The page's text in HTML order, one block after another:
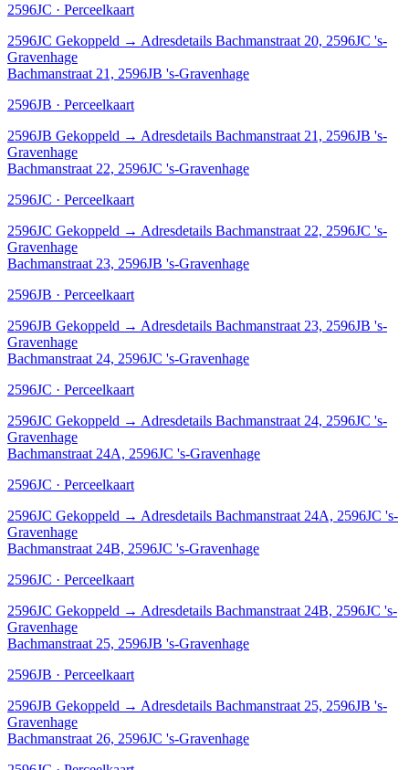
2596JC · Perceelkaart
2596JC Gekoppeld → Adresdetails Bachmanstraat 20, 2596JC 's-
Gravenhage
Bachmanstraat 21, 2596JB 's-Gravenhage
2596JB · Perceelkaart
2596JB Gekoppeld → Adresdetails Bachmanstraat 21, 2596JB 's-
Gravenhage
Bachmanstraat 22, 2596JC 's-Gravenhage
2596JC · Perceelkaart
2596JC Gekoppeld → Adresdetails Bachmanstraat 22, 2596JC 's-
Gravenhage
Bachmanstraat 23, 2596JB 's-Gravenhage
2596JB · Perceelkaart
2596JB Gekoppeld → Adresdetails Bachmanstraat 23, 2596JB 's-
Gravenhage
Bachmanstraat 24, 2596JC 's-Gravenhage
2596JC · Perceelkaart
2596JC Gekoppeld → Adresdetails Bachmanstraat 24, 2596JC 's-
Gravenhage
Bachmanstraat 24A, 2596JC 's-Gravenhage
2596JC · Perceelkaart
2596JC Gekoppeld → Adresdetails Bachmanstraat 24A, 2596JC 's-
Gravenhage
Bachmanstraat 24B, 2596JC 's-Gravenhage
2596JC · Perceelkaart
2596JC Gekoppeld → Adresdetails Bachmanstraat 24B, 2596JC 's-
Gravenhage
Bachmanstraat 25, 2596JB 's-Gravenhage
2596JB · Perceelkaart
2596JB Gekoppeld → Adresdetails Bachmanstraat 25, 2596JB 's-
Gravenhage
Bachmanstraat 26, 2596JC 's-Gravenhage